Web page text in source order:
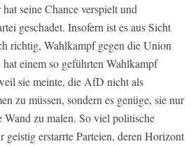
seine Chance verspielt und
geschadet. Insofern ist es aus Sicht
richtig, Wahlkampf gegen die Union
einem so geführten Wahlkampf
sie meinte, die AfD nicht als
zu müssen, sondern es genüge, sie nur
Wand zu malen. So viel politische
erstarrte Parteien, deren Horizont